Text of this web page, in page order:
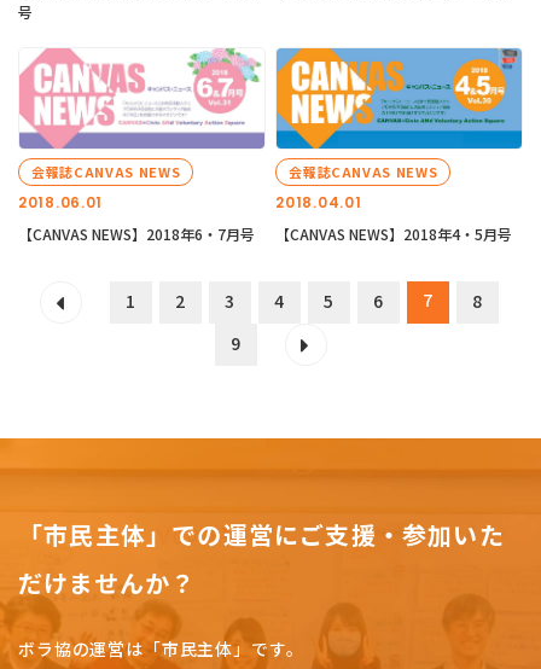
号
2018.06.01
会報誌CANVAS NEWS
【CANVAS NEWS】2018年6・7月号
2018.04.01
会報誌CANVAS NEWS
【CANVAS NEWS】2018年4・5月号
1 2 3 4 5 6 7
8
9
「市民主体」での運営にご支援・参加いた
だけませんか？
ボラ協の運営は「市民主体」です。